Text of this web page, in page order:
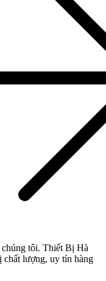
tôi. Thiết Bị Hà
chất lượng, uy tín hàng